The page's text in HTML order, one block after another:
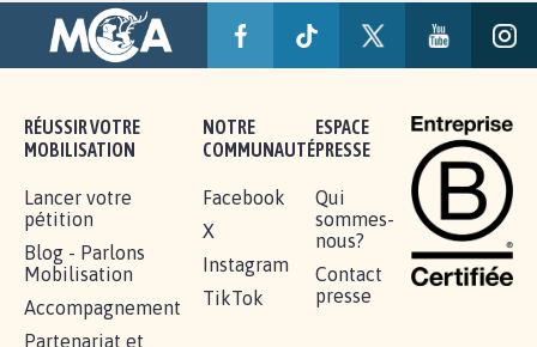
RÉUSSIR VOTRE
MOBILISATION
Lancer votre
pétition
Blog - Parlons
Mobilisation
Accompagnement
Partenariat et
NOTRE
COMMUNAUTÉ
Facebook
X
Instagram
TikTok
ESPACE
PRESSE
Qui
sommes-
nous?
Contact
presse